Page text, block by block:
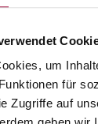
um
für
Zugriffe auf